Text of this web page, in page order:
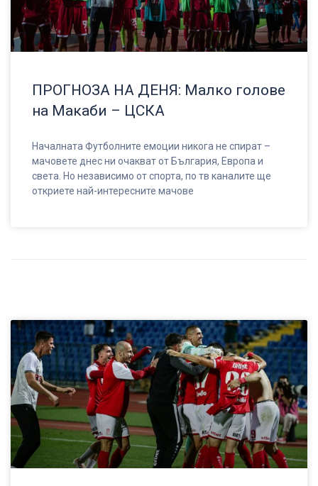
ПРОГНОЗА НА ДЕНЯ: Малко голове
на Макаби – ЦСКА
Началната Футболните емоции никога не спират –
мачовете днес ни очакват от България, Европа и
света. Но независимо от спорта, по тв каналите ще
откриете най-интересните мачове